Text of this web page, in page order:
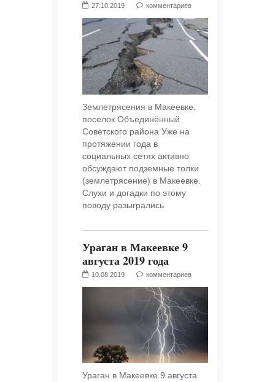
27.10.2019 комментариев
Землетрясения в Макеевке,
поселок Объединённый
Советского района Уже на
протяжении года в
социальных сетях активно
обсуждают подземные толки
(землетрясение) в Макеевке.
Слухи и догадки по этому
поводу разыгрались
Ураган в Макеевке 9
августа 2019 года
10.08.2019 комментариев
Ураган в Макеевке 9 августа